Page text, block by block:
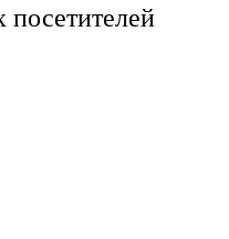
посетителей